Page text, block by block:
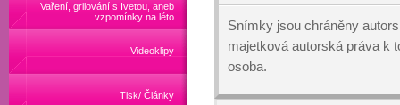
Vaření, grilování s Ivetou, aneb
vzpomínky na léto
Videoklipy
Tisk/ Články
Snímky jsou chráněny
majetková autorská práva k
osoba.